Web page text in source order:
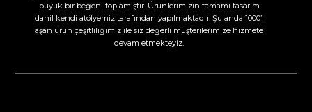
büyük bir beğeni toplamıştır. Ürünlerimizin tamamı tasarım
dahil kendi atölyemiz tarafından yapılmaktadır. Şu anda 1000’i
aşan ürün çeşitliliğimiz ile siz değerli müşterilerimize hizmete
devam etmekteyiz.​